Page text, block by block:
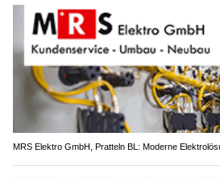
MRS Elektro GmbH, Pratteln BL: Moderne